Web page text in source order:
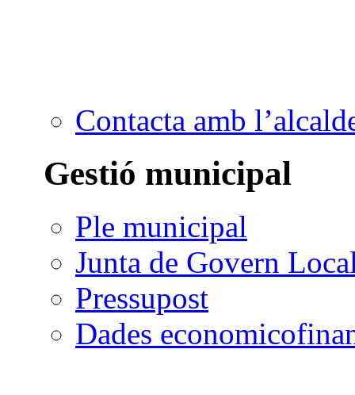
Contacta amb
Gestió municipal
Ple municipal
Junta de Govern
Pressupost
Dades